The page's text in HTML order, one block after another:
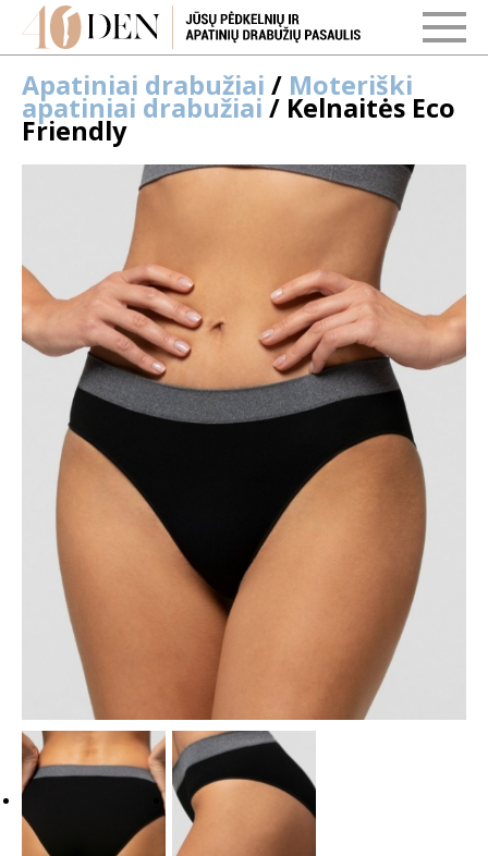
Apatiniai drabužiai / Moteriški
apatiniai drabužiai / Kelnaitės Eco
Friendly